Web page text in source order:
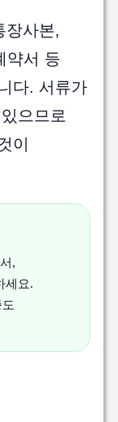
장사본,
약서 등
다. 서류가
으므로
이
,
세요.